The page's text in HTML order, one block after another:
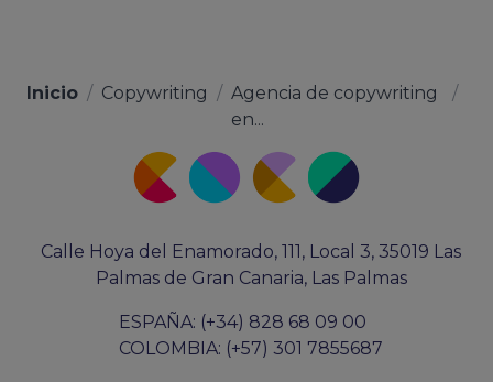
Inicio / Copywriting / Agencia de copywriting
en...
/
Calle Hoya del Enamorado, 111, Local 3, 35019 Las
Palmas de Gran Canaria, Las Palmas
ESPAÑA: (+34) 828 68 09 00
COLOMBIA: (+57) 301 7855687